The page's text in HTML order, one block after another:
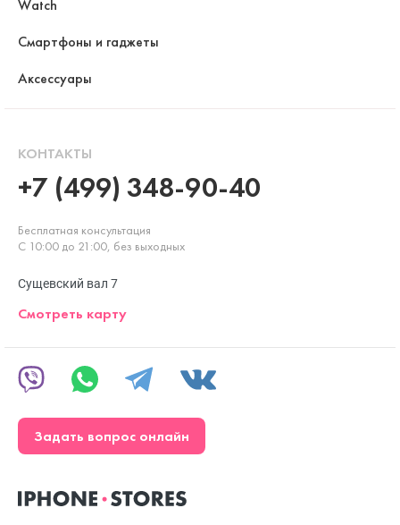
Watch
Смартфоны и гаджеты
Аксессуары
КОНТАКТЫ
+7 (499) 348-90-40
Бесплатная консультация
С 10:00 до 21:00, без выходных
Сущевский вал 7
Смотреть карту
Задать вопрос онлайн